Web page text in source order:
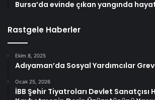
Bursa’da evinde çıkan yangında
Rastgele Haberler
Ekim 8, 2025
Adıyaman’da Sosyal Yardımcılar
Ocak 25, 2026
İBB Şehir Tiyatroları Devlet Sanatçısı